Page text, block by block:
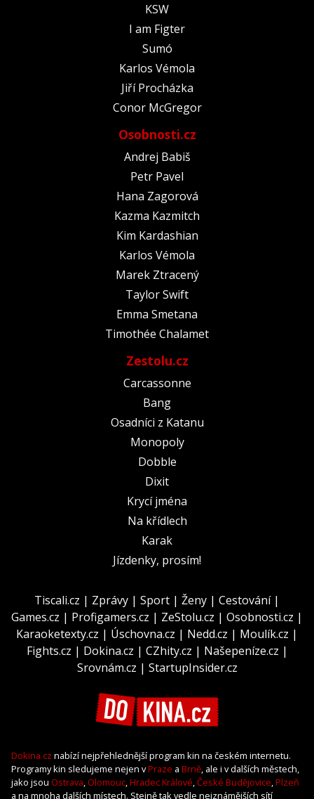
KSW
I am Figter
Sumó
Karlos Vémola
Jiří Procházka
Conor McGregor
Osobnosti.cz
Andrej Babiš
Petr Pavel
Hana Zagorová
Kazma Kazmitch
Kim Kardashian
Karlos Vémola
Marek Ztracený
Taylor Swift
Emma Smetana
Timothée Chalamet
Zestolu.cz
Carcassonne
Bang
Osadníci z Katanu
Monopoly
Dobble
Dixit
Krycí jména
Na křídlech
Karak
Jízdenky, prosím!
Tiscali.cz | Zprávy | Sport | Ženy | Cestování|
Games.cz | Profigamers.cz | ZeStolu.cz | Osobnosti.cz |
Karaoketexty.cz | Úschovna.cz | Nedd.cz | Moulík.cz |
Fights.cz | Dokina.cz | CZhity.cz | Našepeníze.cz |
Srovnám.cz | StartupInsider.cz
Dokina.cz nabízí nejpřehlednější program kin na českém internetu.
Programy kin sledujeme nejen vPraze a Brně, ale i v dalších městech,
jako jsou Ostrava, Olomouc,Hradec Králové,České Budějovice,Plzeň
a na mnoha dalších místech. Stejně tak vedle nejznámějších sítí